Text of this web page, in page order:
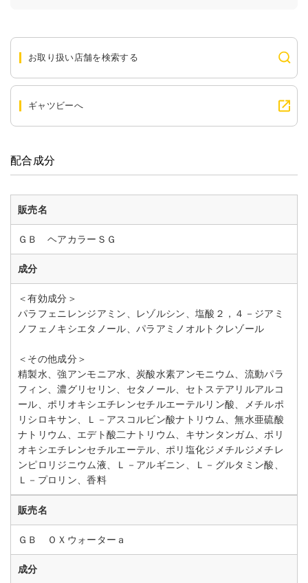
お取り扱い店舗を検索する
ギャツビーへ
配合成分
販売名
ＧＢ ヘアカラーＳＧ
成分
＜有効成分＞
パラフェニレンジアミン、レゾルシン、塩酸２，４－ジアミ
ノフェノキシエタノール、パラアミノオルトクレゾール
＜その他成分＞
精製水、強アンモニア水、炭酸水素アンモニウム、流動パラ
フィン、濃グリセリン、セタノール、セトステアリルアルコ
ール、ポリオキシエチレンセチルエーテルリン酸、メチルポ
リシロキサン、Ｌ－アスコルビン酸ナトリウム、無水亜硫酸
ナトリウム、エデト酸二ナトリウム、キサンタンガム、ポリ
オキシエチレンセチルエーテル、ポリ塩化ジメチルジメチレ
ンピロリジニウム液、Ｌ－アルギニン、Ｌ－グルタミン酸、
Ｌ－プロリン、香料
販売名
ＧＢ ＯＸウォーターａ
成分